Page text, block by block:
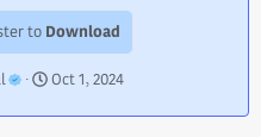
to Download
C
e
Oct 1, 2024